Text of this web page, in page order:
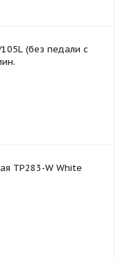
(без педали с
TP283-W White